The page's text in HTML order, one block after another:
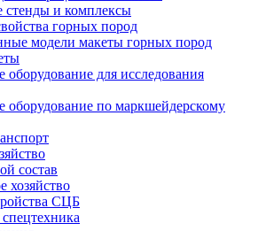
стенды и комплексы
горных пород
модели макеты горных пород
оборудование для исследования
оборудование по маркшейдерскому
состав
хозяйство
СЦБ